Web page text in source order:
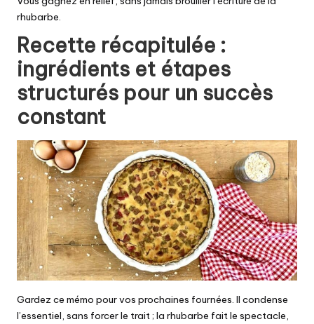
rhubarbe.
Recette récapitulée :
ingrédients et étapes
structurés pour un succès
constant
Gardez ce mémo pour vos prochaines fournées. Il condense
l’essentiel, sans forcer le trait ; la rhubarbe fait le spectacle,